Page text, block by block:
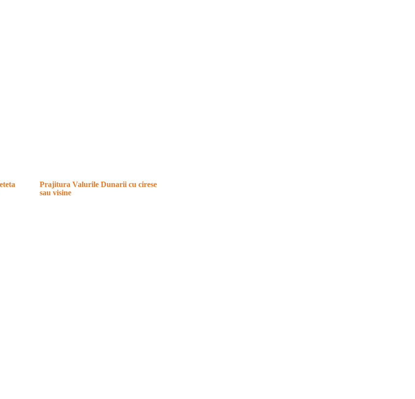
Prajitura Valurile Dunarii cu cirese
sau visine